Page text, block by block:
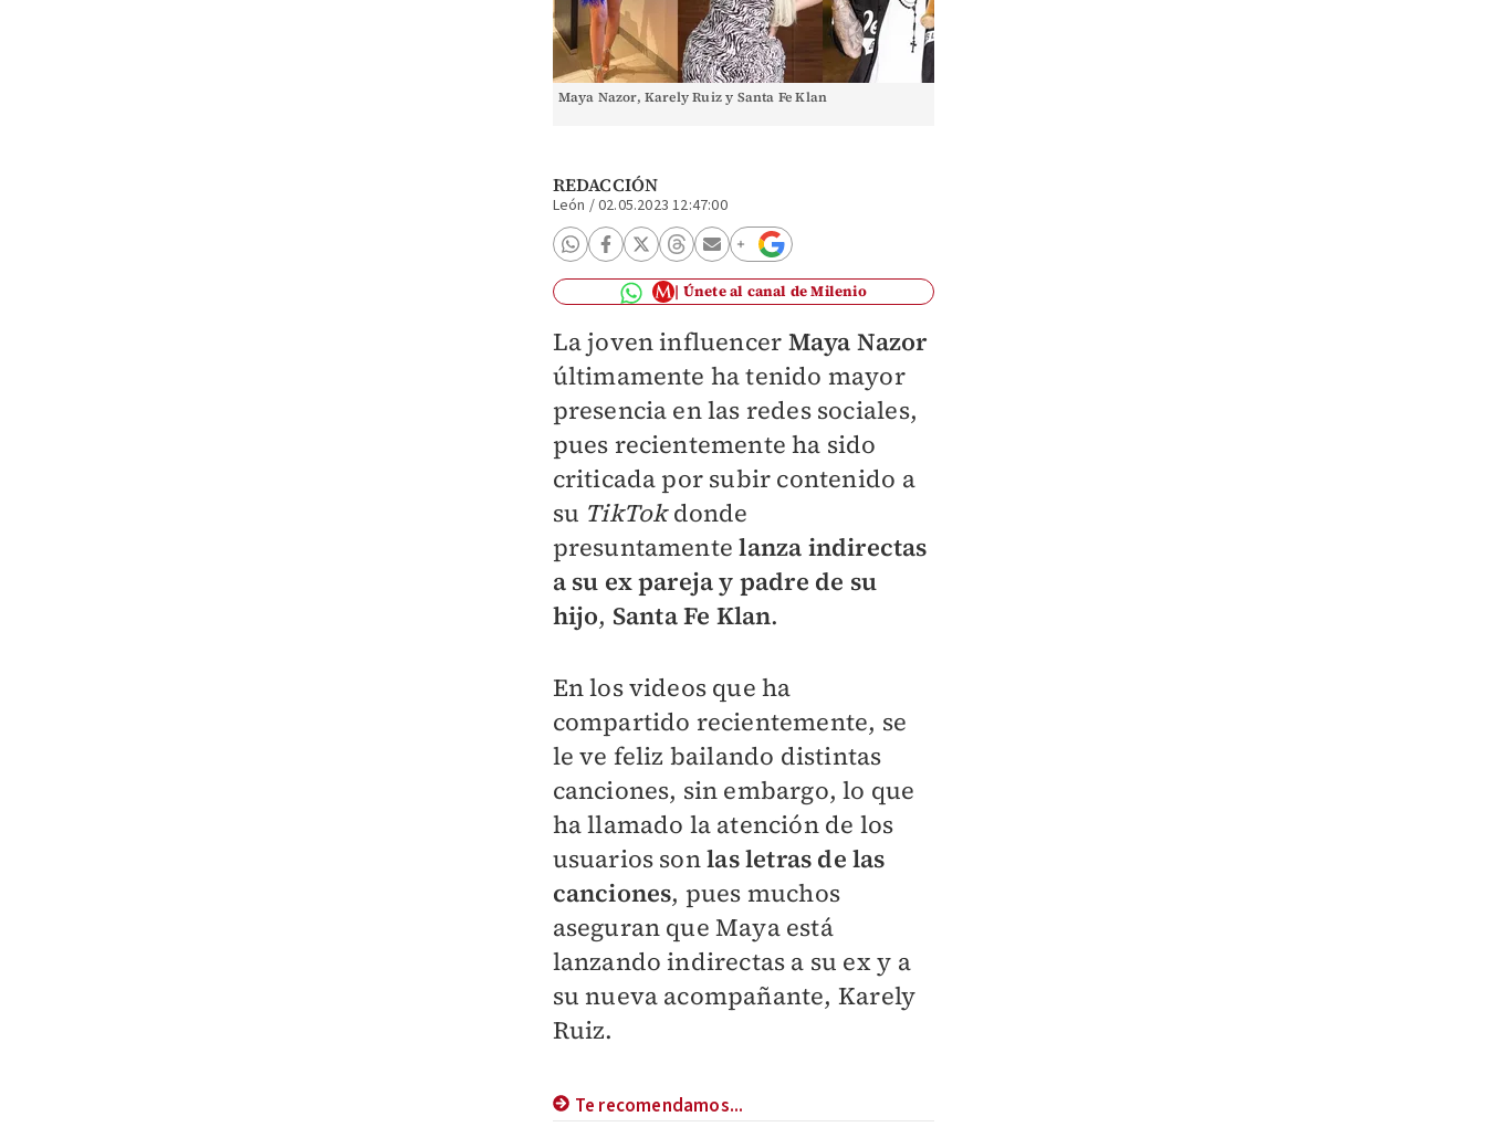
Maya Nazor, Karely Ruiz y Santa Fe Klan
REDACCIÓN
León /02.05.2023 12:47:00
Únete al canal de Milenio
La joven influencer Maya Nazor
últimamente ha tenido mayor
presencia en las redes sociales,
pues recientemente ha sido
criticada por subir contenido a
su TikTokdonde
presuntamentelanza indirectas
a su ex pareja y padre de su
hijo, Santa Fe Klan.
En los videos que ha
compartido recientemente, se
le ve feliz bailando distintas
canciones, sin embargo, lo que
ha llamado la atención de los
usuarios sonlas letras de las
canciones, pues muchos
aseguran que Maya está
lanzando indirectas a su ex y a
su nueva acompañante, Karely
Ruiz.
Te recomendamos...